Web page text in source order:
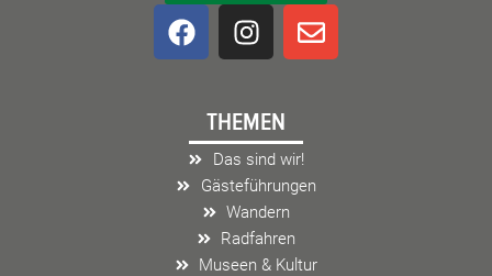
F
a
o
o
I
n
a
g
r
a
m
E
n
p
THEMEN
Das sind wir!
Gästeführungen
Wandern
Radfahren
Museen & Kultur